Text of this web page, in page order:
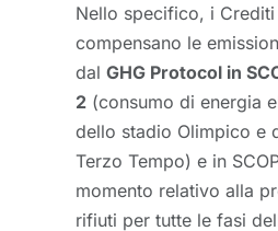
Nello specifico, i
compensano le
dal GHG Protocol in
2 (consumo di energia
dello stadio Olimpico e
Terzo Tempo) e in
momento relativo alla
rifiuti per tutte le fasi